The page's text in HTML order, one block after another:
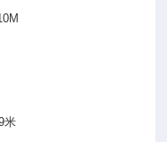
程10M
:0.9米